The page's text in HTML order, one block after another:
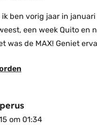
ik ben vorig jaar in
een week Quito en
was de MAX! Geniet
om 01:34